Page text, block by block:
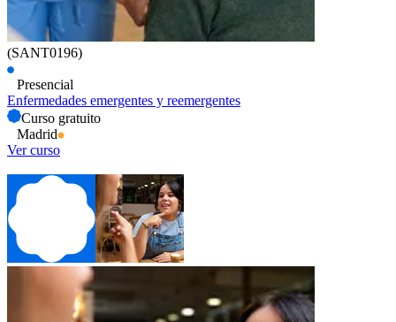
(SANT0196)
Presencial
Enfermedades emergentes y reemergentes
Curso gratuito
Madrid
Ver curso